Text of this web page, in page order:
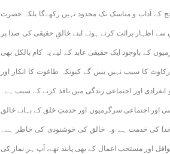
کے آداب و مناسک تک محدود نہیں رکھےگا بلکہ حضرت
اظہار برائت کرتے ہوئے اپنے خالقِ حقیقی کی صدا پر
کے باوجود ایک حقیقی عابد کے لیے یہ کام بالکل بھی
کا سبب نہیں بنیں گے کیونکہ طاغوت کا انکار اور
اور اجتماعی زندگی میں نافذ کرنے کے سبب ہے۔
اور اجتماعی سرگرمیوں اور خدمتِ خلق کے بہانے خالق
خدا کی خدمت ہے وہ خالق کی خوشنودی کی خاطر ہے۔
اور مستحب اعمال کے بھی پابند تھے، آپ ہر نماز کی